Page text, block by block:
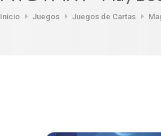
Inicio Juegos Juegos de Cartas